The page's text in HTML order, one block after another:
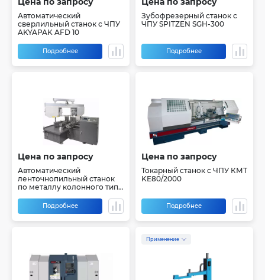
Автоматический
сверлильный станок с ЧПУ
AKYAPAK AFD 10
Подробнее
Зубофрезерный станок с
ЧПУ SPITZEN SGH-300
Подробнее
Цена по запросу
Автоматический
ленточнопильный станок
по металлу колонного типа
Подробнее
Цена по запросу
Токарный станок с ЧПУ КМТ
KE80/2000
Подробнее
Применение